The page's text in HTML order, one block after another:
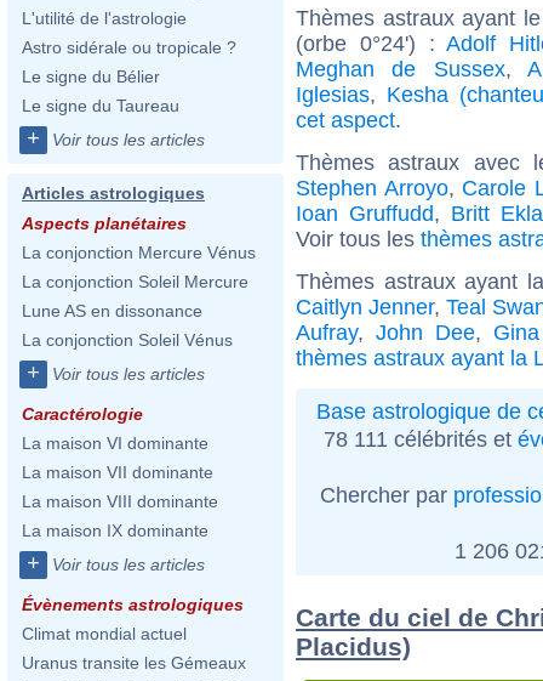
L'utilité de l'astrologie
Astro sidérale ou tropicale ?
Le signe du Bélier
Le signe du Taureau
+ Voir tous les articles
Articles astrologiques
Aspects planétaires
La conjonction Mercure Vénus
La conjonction Soleil Mercure
Lune AS en dissonance
La conjonction Soleil Vénus
+ Voir tous les articles
Caractérologie
La maison VI dominante
La maison VII dominante
La maison VIII dominante
La maison IX dominante
+ Voir tous les articles
Évènements astrologiques
Climat mondial actuel
Uranus transite les Gémeaux
Thèmes astraux ayant
(orbe 0°24') :Adolf
Meghan de Sussex,
Iglesias, Kesha
cet aspect.
Thèmes astraux avec
Stephen Arroyo, Carole
Ioan Gruffudd, Britt
Voir tous les thèmes
Thèmes astraux ayant
Caitlyn Jenner, Teal
Aufray, John Dee,
thèmes astraux ayant la
Base astrologique de
78 111 célébrités et
Chercher par
1 206
Carte du ciel de
Placidus)